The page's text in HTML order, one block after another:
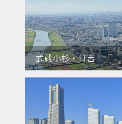
武蔵小杉・日吉